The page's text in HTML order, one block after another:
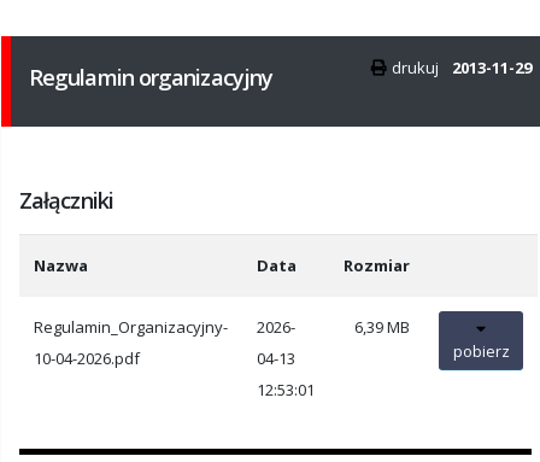
drukuj 2013-11-29
Regulamin organizacyjny
Załączniki
Nazwa Data Rozmiar
Regulamin_Organizacyjny-
10-04-2026.pdf
2026-
04-13
12:53:01
6,39 MB
pobierz